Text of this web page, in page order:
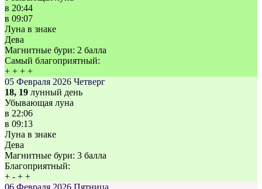
в 20:44
в 09:07
Луна в знаке
Дева
Магнитные бури: 2 балла
Самый благоприятный:
+ + + +
05 Февраля 2026 Четверг
18, 19 лунный день
Убывающая луна
в 22:06
в 09:13
Луна в знаке
Дева
Магнитные бури: 3 балла
Благоприятный:
+ - + +
06 Февраля 2026 Пятница